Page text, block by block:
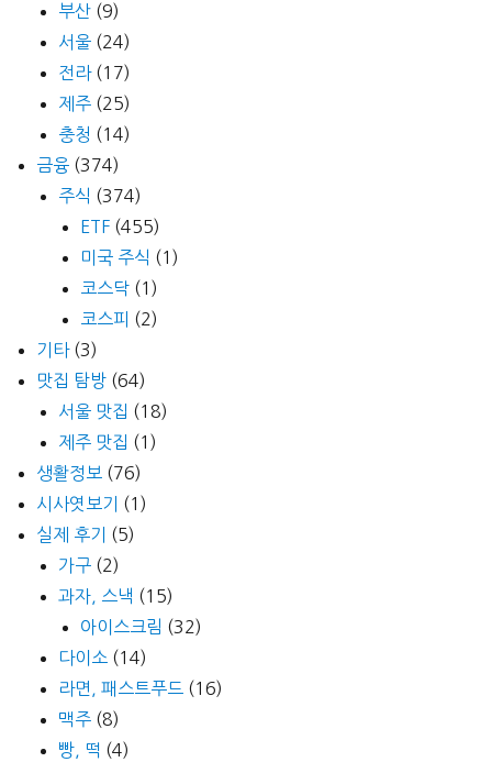
부산 (9)
서울 (24)
전라(17)
제주 (25)
충청 (14)
금융 (374)
주식 (374)
ETF (455)
미국 주식 (1)
코스닥 (1)
코스피 (2)
기타(3)
맛집 탐방 (64)
서울 맛집 (18)
제주 맛집 (1)
생활정보 (76)
시사엿보기
(1)
실제 후기
(5)
가구 (2)
과자, 스낵 (15)
아이스크림 (32)
다이소 (14)
라면, 패스트푸드 (16)
맥주 (8)
빵, 떡 (4)